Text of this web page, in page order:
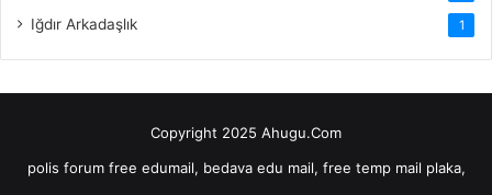
Iğdır Arkadaşlık 1
Copyright 2025 Ahugu.Com
polis forum free edumail, bedava edu mail, free temp mail plaka,